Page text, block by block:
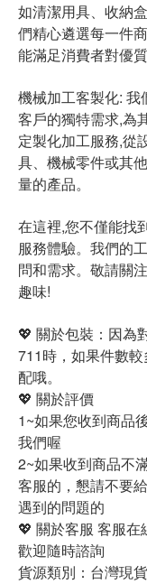
如清潔用具、收納
們精心遴選每一件
能滿足消費者對優
機械加工客製化:
客戶的獨特需求,為
定製化加工服務,從
具、機械零件或其
量的產品。
在這裡,您不僅能找
服務體驗。我們的
問和需求。敬請關
趣味!
💖 關於包裝：因為
711時，如果件數
配哦。
💖 關於評價
1~如果您收到商品
我們喔
2~如果收到商品不
客服的，懇請不要
遇到的問題的
💖 關於客服 客服在
歡迎隨時諮詢
貨源類別：台灣現貨